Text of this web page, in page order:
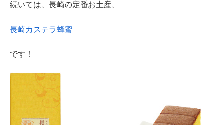
続いては、長崎の定番お土産、
長崎カステラ蜂蜜
です！